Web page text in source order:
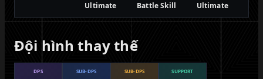
Ultimate
Battle Skill
Ultimate
Đội hình thay thế
DPS SUB-DPS SUB-DPS SUPPORT